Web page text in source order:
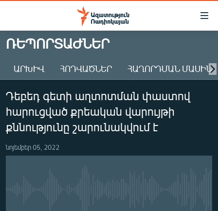
Մատչելիության
Անցնել
հիմնական
Անցնել
հիմնական
մենյուին
Որոնում
ԱԶԱՏՈՒԹՅՈՒՆ TV
ՀԱՅԱՍՏԱՆ
ԸՆՏՐՈՒԹՅՈՒՆՆԵՐ 2026
ԻՐԱՎՈՒՆՔ
ՏՆՏԵՍՈՒԹՅՈՒՆ
ՌԵՊՈՐՏԱԺՆԵՐ
ԱՐԽԻՎ ՀՈԴՎԱԾՆԵՐ ՀԱՂՈՐԴՄԱՆ ՄԱՍԻՆ
Դեբեդ գետի աղտոտման փաստով
հարուցված քրեական վարույթի
քննությունը շարունակվում է
նոյեմբեր 05, 2022